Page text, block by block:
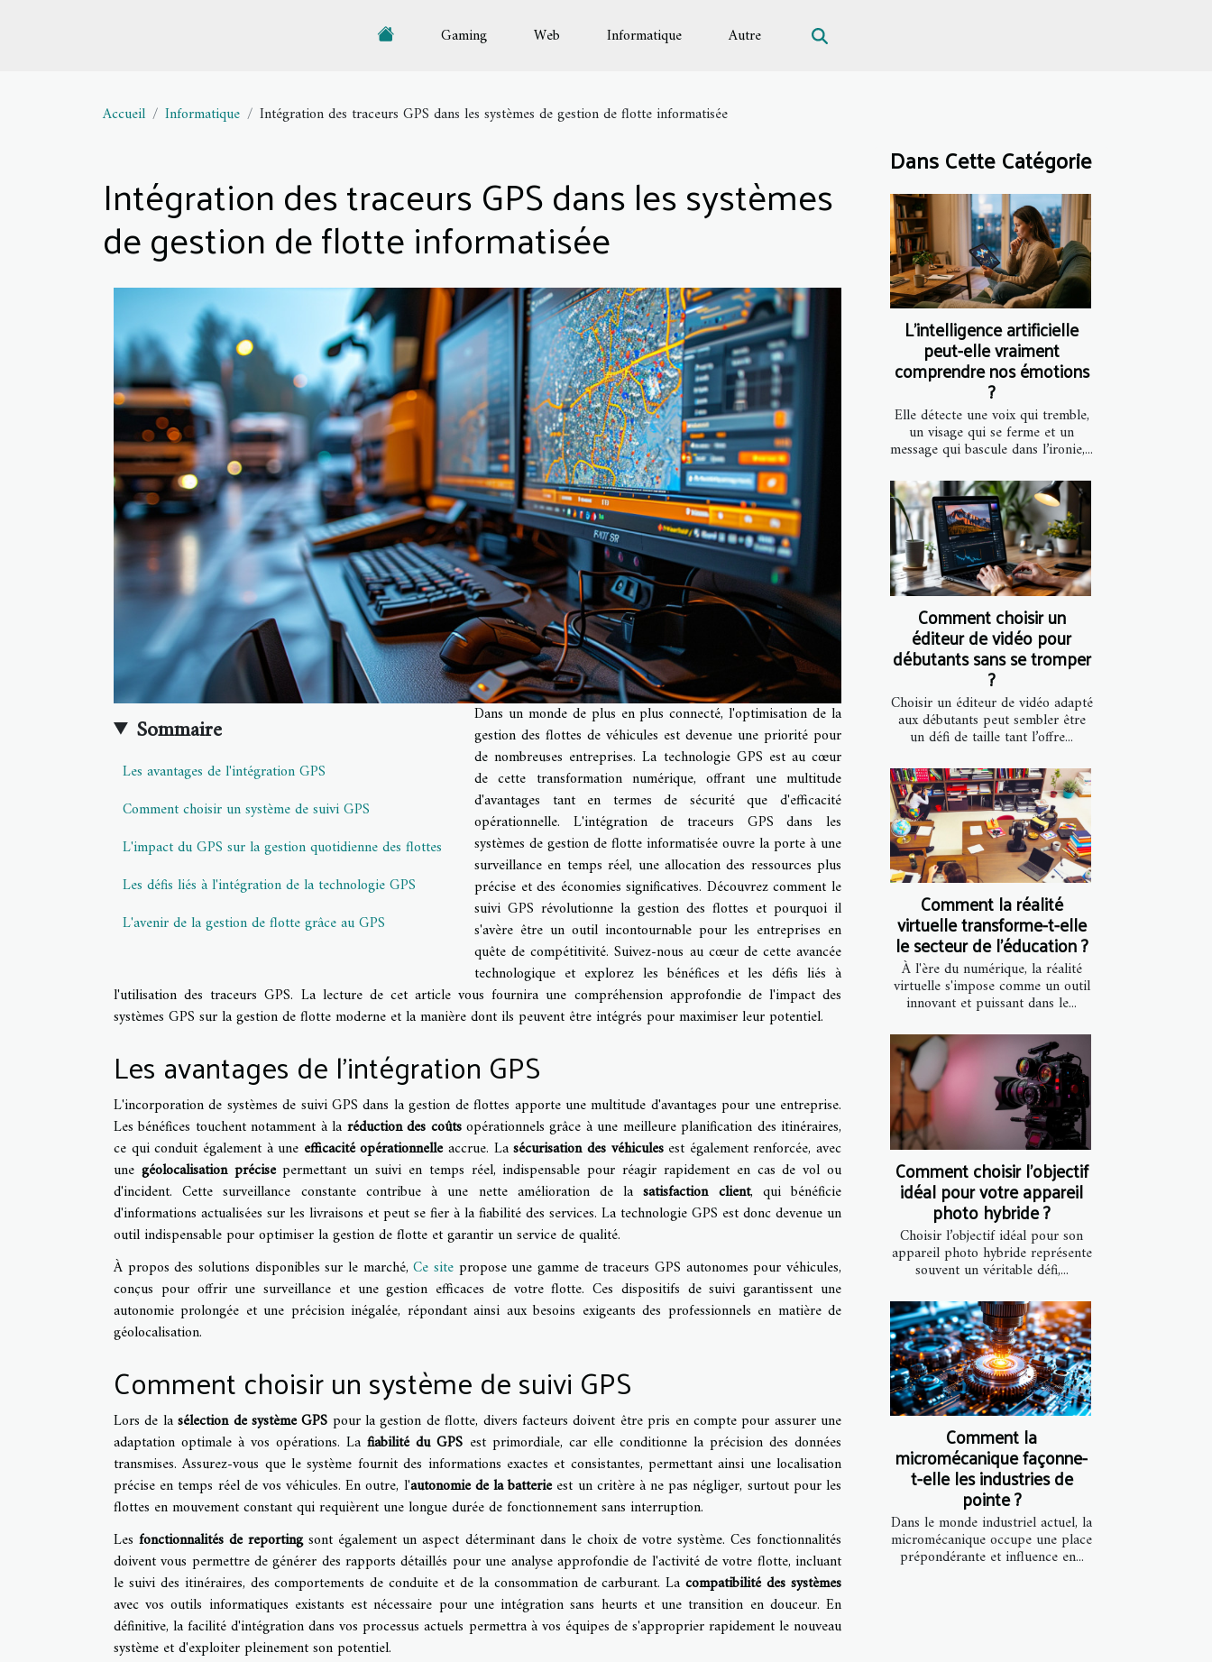
Gaming Web Informatique Autre
Accueil Informatique Intégration des traceurs GPS dans les systèmes de gestion de flotte informatisée
Intégration des traceurs GPS dans les systèmes
de gestion de flotte informatisée
Sommaire
Les avantages de l'intégration GPS
Comment choisir un système de suivi GPS
L'impact du GPS sur la gestion quotidienne des flottes
Les défis liés à l'intégration de la technologie GPS
L'avenir de la gestion de flotte grâce au GPS
Dans un monde de plus en plus connecté, l'optimisation de la
gestion des flottes de véhicules est devenue une priorité pour
de nombreuses entreprises. La technologie GPS est au cœur
de cette transformation numérique, offrant une multitude
d'avantages tant en termes de sécurité que d'efficacité
opérationnelle. L'intégration de traceurs GPS dans les
systèmes de gestion de flotte informatisée ouvre la porte à une
surveillance en temps réel, une allocation des ressources plus
précise et des économies significatives. Découvrez comment le
suivi GPS révolutionne la gestion des flottes et pourquoi il
s'avère être un outil incontournable pour les entreprises en
quête de compétitivité. Suivez-nous au cœur de cette avancée
technologique et explorez les bénéfices et les défis liés à
l'utilisation des traceurs GPS. La lecture de cet article vous fournira une compréhension approfondie de l'impact des
systèmes GPS sur la gestion de flotte moderne et la manière dont ils peuvent être intégrés pour maximiser leur potentiel.
Les avantages de l'intégration GPS
L'incorporation de systèmes de suivi GPS dans la gestion de flottes apporte une multitude d'avantages pour une entreprise.
Les bénéfices touchent notamment à la réduction des coûtsopérationnels grâce à une meilleure planification des itinéraires,
ce qui conduit également à une efficacité opérationnelleaccrue. Lasécurisation des véhiculesest également renforcée, avec
une géolocalisation précisepermettant un suivi en temps réel, indispensable pour réagir rapidement en cas de vol ou
d'incident. Cette surveillance constante contribue à une nette amélioration de lasatisfaction client, qui bénéficie
d'informations actualisées sur les livraisons et peut se fier à la fiabilité des services. La technologie GPS est donc devenue un
outil indispensable pour optimiser la gestion de flotte et garantir un service de qualité.
À propos des solutions disponibles sur le marché,Ce site propose une gamme de traceurs GPS autonomes pour véhicules,
conçus pour offrir une surveillance et une gestion efficaces de votre flotte. Ces dispositifs de suivi garantissent une
autonomie prolongée et une précision inégalée, répondant ainsi aux besoins exigeants des professionnels en matière de
géolocalisation.
Comment choisir un système de suivi GPS
Lors de lasélection de système GPS pour la gestion de flotte, divers facteurs doivent être pris en compte pour assurer une
adaptation optimale à vos opérations. Lafiabilité du GPS est primordiale, car elle conditionne la précision des données
transmises. Assurez-vous que le système fournit des informations exactes et consistantes, permettant ainsi une localisation
précise en temps réel de vos véhicules. En outre, l'autonomie de la batterieest un critère à ne pas négliger, surtout pour les
flottes en mouvement constant qui requièrent une longue durée de fonctionnement sans interruption.
Lesfonctionnalités de reportingsont également un aspect déterminant dans le choix de votre système. Ces fonctionnalités
doivent vous permettre de générer des rapports détaillés pour une analyse approfondie de l'activité de votre flotte, incluant
le suivi des itinéraires, des comportements de conduite et de la consommation de carburant. Lacompatibilité des systèmes
avec vos outils informatiques existants est nécessaire pour une intégration sans heurts et une transition en douceur. En
définitive, la facilité d'intégration dans vos processus actuels permettra à vos équipes de s'approprier rapidement le nouveau
système et d'exploiter pleinement son potentiel.
Dans Cette Catégorie
L’intelligence artificielle
peut-elle vraiment
comprendre nos émotions
?
Elle détecte une voix qui tremble,
un visage qui se ferme et un
message qui bascule dans l’ironie,...
Comment choisir un
éditeur de vidéo pour
débutants sans se tromper
?
Choisir un éditeur de vidéo adapté
aux débutants peut sembler être
un défi de taille tant l’offre...
Comment la réalité
virtuelle transforme-t-elle
le secteur de l'éducation ?
À l'ère du numérique, la réalité
virtuelle s'impose comme un outil
innovant et puissant dans le...
Comment choisir l'objectif
idéal pour votre appareil
photo hybride ?
Choisir l’objectif idéal pour son
appareil photo hybride représente
souvent un véritable défi,...
Comment la
micromécanique façonne-
t-elle les industries de
pointe ?
Dans le monde industriel actuel, la
micromécanique occupe une place
prépondérante et influence en...